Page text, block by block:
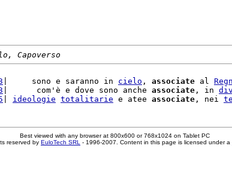
Capoverso
|     sono e saranno in cielo , associate al
|      com'è e dove sono anche associate , in
ideologie totalitarie e atee associate , nei
Best viewed with any browser at 800x600 or 768x1024 on Tablet PC
reserved by EuloTech SRL - 1996-2007. Content in this page is licensed under a